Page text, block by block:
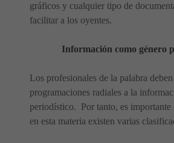
gráficos y cualquier tipo de
facilitar a los oyentes.
Información como género
Los profesionales de la palabra
programaciones radiales a la
periodístico. Por tanto, es importante
en esta materia existen varias